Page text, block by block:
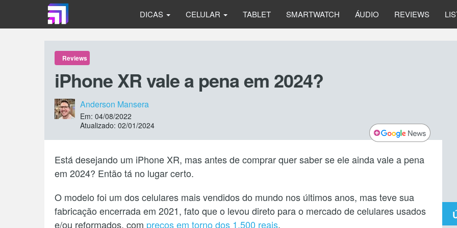
DICAS CELULAR TABLET SMARTWATCH ÁUDIO REVIEWS
Reviews
iPhone XR vale a pena em 2024?
Anderson Mansera
Em: 04/08/2022
Atualizado: 02/01/2024
Está desejando um iPhone XR, mas antes de comprar quer saber se ele ainda vale a pena
em 2024? Então tá no lugar certo.
O modelo foi um dos celulares mais vendidos do mundo nos últimos anos, mas teve sua
fabricação encerrada em 2021, fato que o levou direto para o mercado de celulares usados
e/ou reformados, com preços em torno dos 1.500 reais.